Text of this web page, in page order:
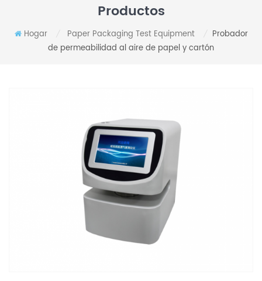
Productos
Hogar Paper Packaging Test Equipment
Probador
de permeabilidad al aire de papel y cartón